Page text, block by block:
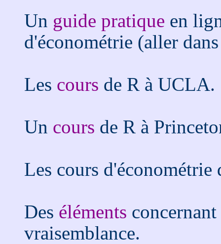
Un guide pratique en
d'économétrie (aller
Les cours de R à UCLA.
Un cours de R à
Les cours d'économétrie
Des éléments
vraisemblance.